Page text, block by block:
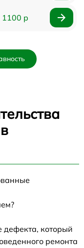
1100 р
дефекта, который
ремонта